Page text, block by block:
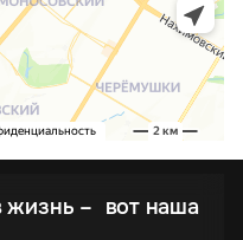
жизнь – вот наша